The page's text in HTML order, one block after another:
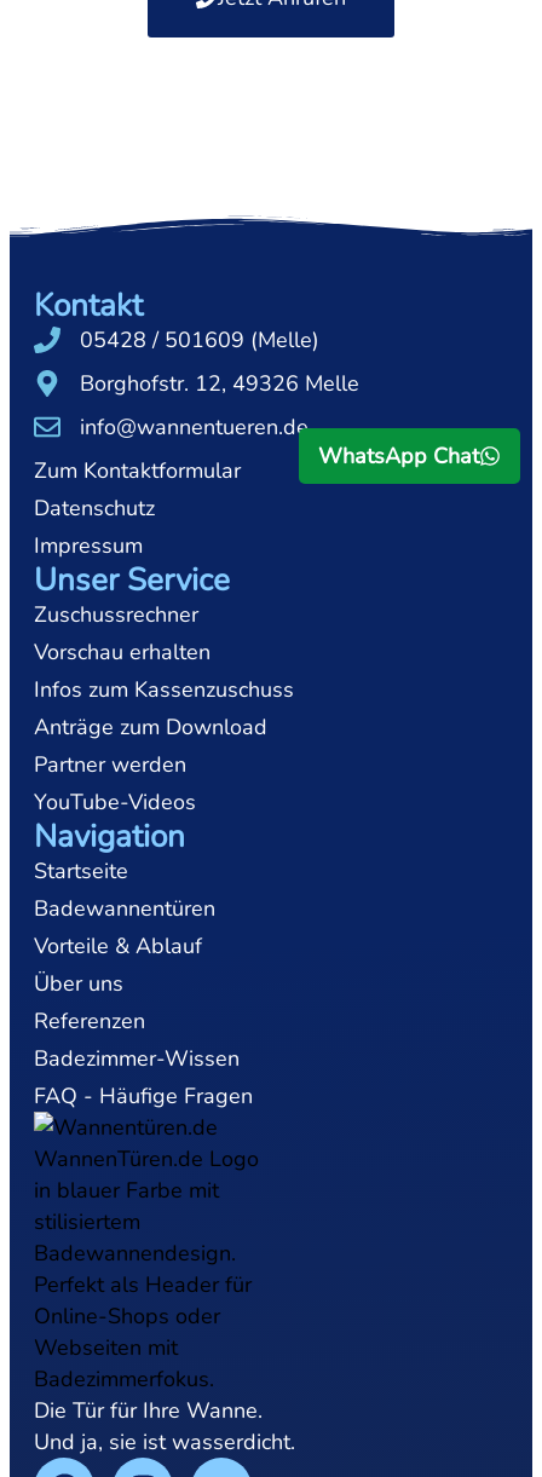
WhatsApp Chat
Die Tür für Ihre Wanne.
Und ja, sie ist wasserdicht.
Navigation
Startseite
Badewannentüren
Vorteile & Ablauf
Über uns
Referenzen
Badezimmer-Wissen
FAQ - Häufige Fragen
Unser Service
Zuschussrechner
Vorschau erhalten
Infos zum Kassenzuschuss
Anträge zum Download
Partner werden
YouTube-Videos
Kontakt
05428 / 501609 (Melle)
Borghofstr. 12, 49326 Melle
info@wannentueren.de
Zum Kontaktformular
Datenschutz
Impressum